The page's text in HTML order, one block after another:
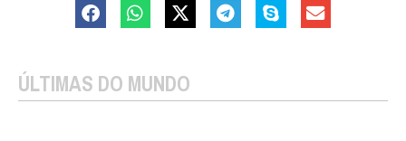
ÚLTIMAS DO MUNDO